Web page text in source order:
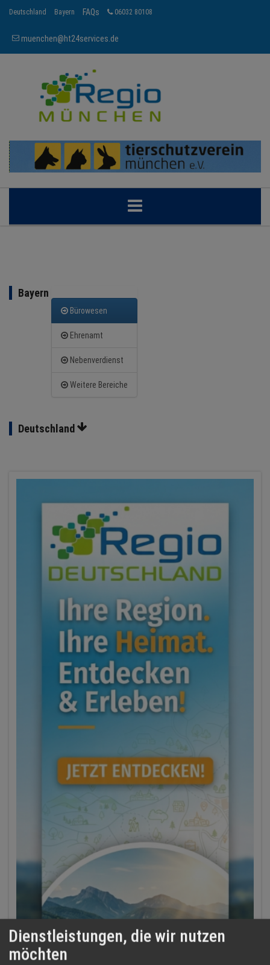
Deutschland Bayern FAQs 06032 80108
muenchen@ht24services.de
NEWS
Bayern
Bürowesen
Ehrenamt
Nebenverdienst
Weitere Bereiche
Deutschland
Dienstleistungen, die wir nutzen
möchten